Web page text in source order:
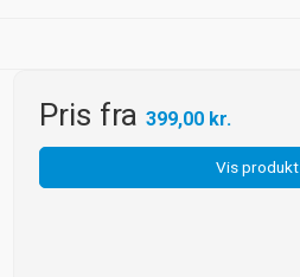
Pris fra399,00 kr.
Vis produkt